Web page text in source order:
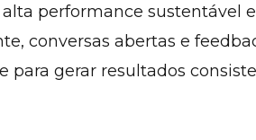
performance sustentável
conversas abertas e
para gerar resultados